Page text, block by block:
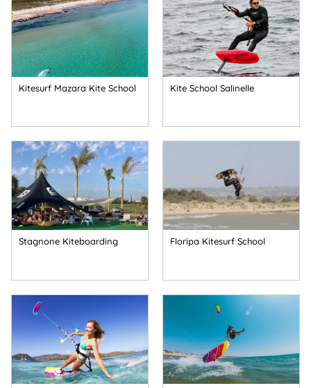
Kitesurf Mazara Kite School Kite School Salinelle
Stagnone Kiteboarding Floripa Kitesurf School